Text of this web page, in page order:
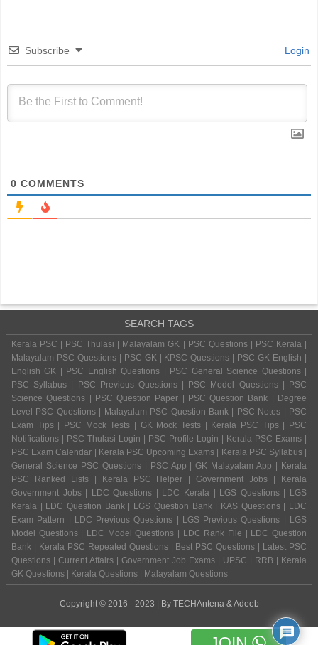
Subscribe Login
0 COMMENTS
SEARCH TAGS
Kerala PSC | PSC Thulasi | Malayalam GK | PSC Questions | PSC Kerala |
Malayalam PSC Questions | PSC GK | KPSC Questions | PSC GK English |
English GK | PSC English Questions | PSC General Science Questions |
PSC Syllabus | PSC Previous Questions | PSC Model Questions | PSC
Science Questions | PSC Question Paper | PSC Question Bank | Degree
Level PSC Questions | Malayalam PSC Question Bank | PSC Notes | PSC
Exam Tips | PSC Mock Tests | GK Mock Tests | Kerala PSC Tips | PSC
Notifications | PSC Thulasi Login | PSC Profile Login | Kerala PSC Exams |
PSC Exam Calendar | Kerala PSC Upcoming Exams | Kerala PSC Syllabus |
General Science PSC Questions | PSC App | GK Malayalam App | Kerala
PSC Ranked Lists | Kerala PSC Helper | Government Jobs | Kerala
Government Jobs | LDC Questions | LDC Kerala | LGS Questions | LGS
Kerala | LDC Question Bank | LGS Question Bank | KAS Questions | LDC
Exam Pattern | LDC Previous Questions | LGS Previous Questions | LGS
Model Questions | LDC Model Questions | LDC Rank File | LDC Question
Bank | Kerala PSC Repeated Questions | Best PSC Questions | Latest PSC
Questions | Current Affairs | Government Job Exams | UPSC | RRB | Kerala
GK Questions | Kerala Questions | Malayalam Questions
Copyright © 2016 - 2023 | By TECHAntena & Adeeb